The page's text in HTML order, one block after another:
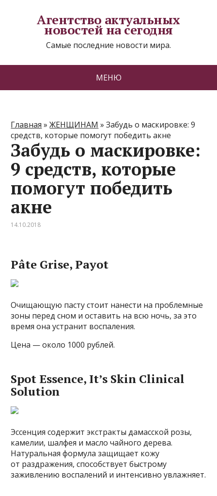
Агентство актуальных
новостей на сегодня
Самые последние новости мира.
МЕНЮ
Главная »ЖЕНЩИНАМ »Забудь о маскировке: 9
средств, которые помогут победить акне
Забудь о маскировке:
9 средств, которые
помогут победить
акне
14.10.2018
Pâte Grise, Payot
Очищающую пасту стоит нанести на проблемные
зоны перед сном и оставить на всю ночь, за это
время она устранит воспаления.
Цена — около 1000 рублей.
Spot Essence, It’s Skin Clinical
Solution
Эссенция содержит экстракты дамасской розы,
камелии, шалфея и масло чайного дерева.
Натуральная формула защищает кожу
от раздражения, способствует быстрому
заживлению воспалений и интенсивно увлажняет.